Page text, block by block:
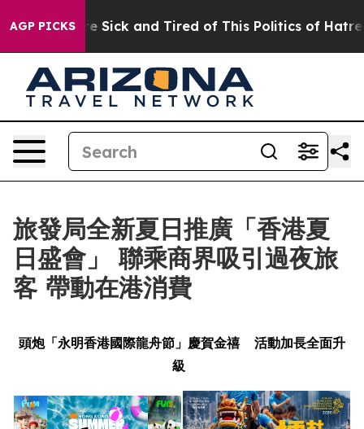
AGP PICKS
Are Sick and Tired of This Politics of Hatred” The
旅發局全新夏日推廣「香港夏
日盛會」 聯乘商界吸引過夜旅
客 帶動在港消費
頭炮「永明香港國際龍舟節」慶賀金禧
活動加長全面升
級